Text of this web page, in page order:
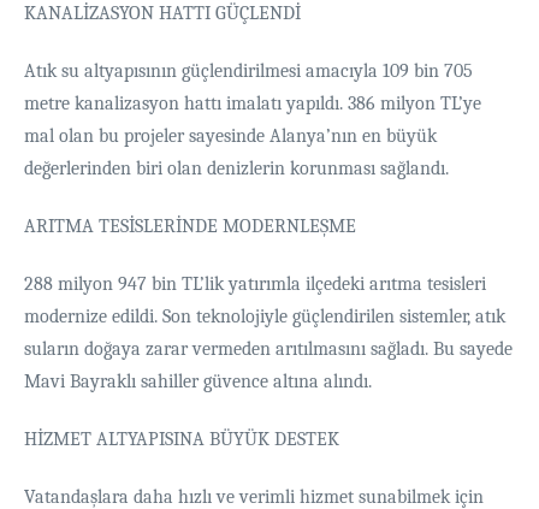
KANALİZASYON HATTI GÜÇLENDİ
Atık su altyapısının güçlendirilmesi amacıyla 109 bin 705
metre kanalizasyon hattı imalatı yapıldı. 386 milyon TL’ye
mal olan bu projeler sayesinde Alanya’nın en büyük
değerlerinden biri olan denizlerin korunması sağlandı.
ARITMA TESİSLERİNDE MODERNLEŞME
288 milyon 947 bin TL’lik yatırımla ilçedeki arıtma tesisleri
modernize edildi. Son teknolojiyle güçlendirilen sistemler, atık
suların doğaya zarar vermeden arıtılmasını sağladı. Bu sayede
Mavi Bayraklı sahiller güvence altına alındı.
HİZMET ALTYAPISINA BÜYÜK DESTEK
Vatandaşlara daha hızlı ve verimli hizmet sunabilmek için